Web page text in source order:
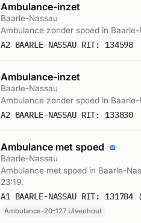
Ambulance-inzet
Baarle-Nassau
Ambulance zonder spoed in Baarle-
A2 BAARLE-NASSAU RIT: 134598
Ambulance-inzet
Baarle-Nassau
Ambulance zonder spoed in Baarle-
A2 BAARLE-NASSAU RIT: 133830
Ambulance met spoed
Baarle-Nassau
Ambulance met spoed in Baarle-
23:19.
A1 BAARLE-NASSAU RIT:
Ambulance-20-127 Ulvenhout